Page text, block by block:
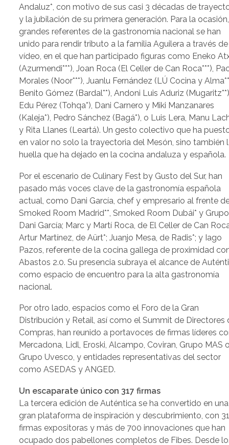
Andaluz*, con motivo de sus casi 3 décadas de
y la jubilación de su primera generación. Para la ocasión,
grandes referentes de la gastronomía nacional se han
unido para rendir tributo a la familia Aguilera a través
vídeo, en el que han participado figuras como Eneko
(Azurmendi***), Joan Roca (El Celler de Can Roca***),
Morales (Noor***), Juanlu Fernández (LÚ Cocina y
Benito Gómez (Bardal**), Andoni Luis Aduriz
Edu Pérez (Tohqa*), Dani Carnero y Miki Manzanares
(Kaleja*), Pedro Sánchez (Bagá*), o Luis Lera, Manu
y Rita Llanes (Leartá). Un gesto colectivo que ha
en valor no solo la trayectoria del Mesón, sino también
huella que ha dejado en la cocina andaluza y española.
Por el escenario de Culinary Fest by Gusto del Sur, han
pasado más voces clave de la gastronomía española
actual, como Dani García, chef y empresario al frente
Smoked Room Madrid**, Smoked Room Dubái* y Grupo
Dani García; Marc y Martí Roca, de El Celler de Can
Artur Martínez, de Aürt*; Juanjo Mesa, de Radis*; y Iago
Pazos, referente de la cocina gallega de proximidad
Abastos 2.0. Su presencia subraya el alcance de
como espacio de encuentro para la alta gastronomía
nacional.
Por otro lado, espacios como el Foro de la Gran
Distribución y Retail, así como el Summit de Directores
Compras, han reunido a portavoces de firmas líderes
Mercadona, Lidl, Eroski, Alcampo, Coviran, Grupo MAS
Grupo Uvesco, y entidades representativas del sector
como ASEDAS y ANGED.
Un escaparate único con 317 firmas
La tercera edición de Auténtica se ha convertido en una
gran plataforma de inspiración y descubrimiento, con
firmas expositoras y más de 700 innovaciones que han
ocupado dos pabellones completos de Fibes. Desde